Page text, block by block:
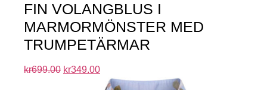
FIN VOLANGBLUS I
MARMORMÖNSTER MED
TRUMPETÄRMAR
kr699.00 kr349.00